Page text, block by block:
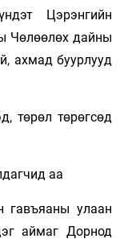
Цэрэнгийн
Чөлөөлөх дайны
ахмад буурлууд
төрөл төрөгсөд
аа
гавъяаны улаан
аймаг Дорнод